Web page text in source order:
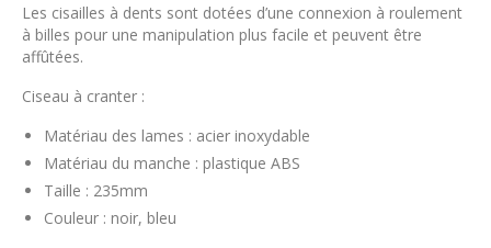
Les cisailles à dents sont dotées d’une connexion à roulement
à billes pour une manipulation plus facile et peuvent être
affûtées.
Ciseau à cranter :
Matériau des lames : acier inoxydable
Matériau du manche : plastique ABS
Taille : 235mm
Couleur : noir, bleu